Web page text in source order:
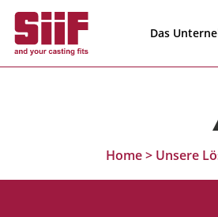
Das
Home> Unsere
Cookie-Einstellungen